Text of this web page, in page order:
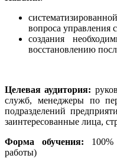
вопроса управления
создания
восстановлению
Целевая аудитория:
служб, менеджеры по
подразделений
заинтересованные лица,
Форма обучения: 100%
работы)